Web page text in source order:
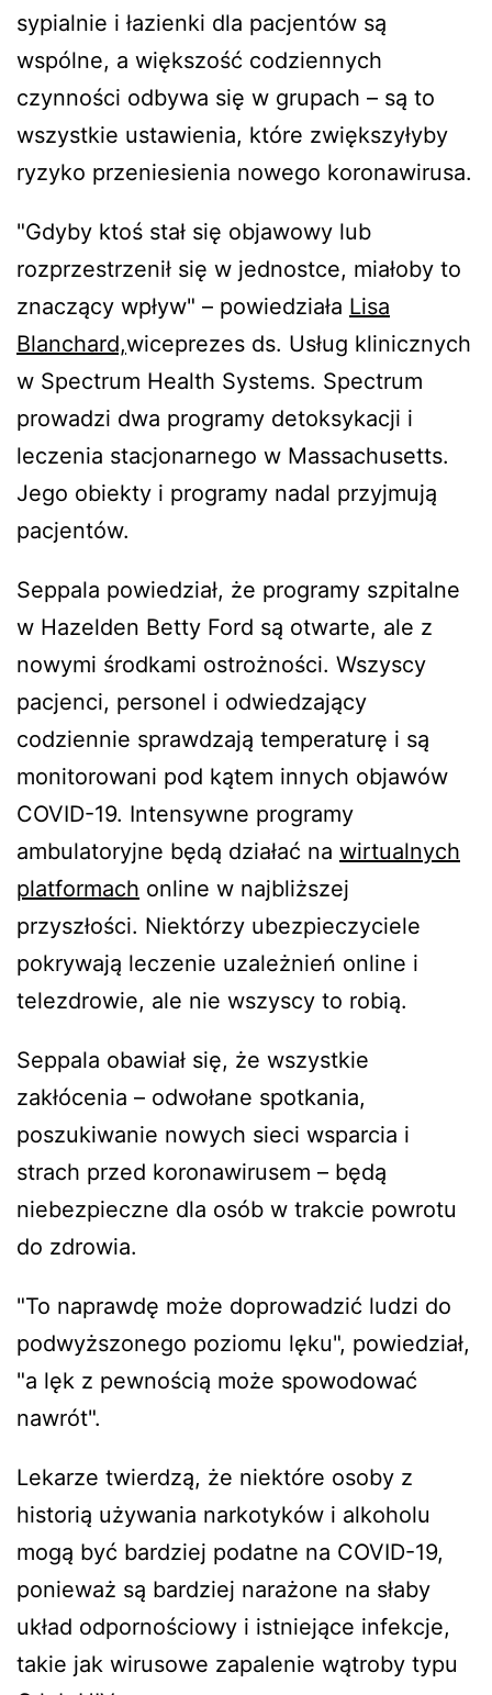
sypialnie i łazienki dla pacjentów są
wspólne, a większość codziennych
czynności odbywa się w grupach – są to
wszystkie ustawienia, które zwiększyłyby
ryzyko przeniesienia nowego koronawirusa.
"Gdyby ktoś stał się objawowy lub
rozprzestrzenił się w jednostce, miałoby to
znaczący wpływ" – powiedziała Lisa
Blanchard,wiceprezes ds. Usług klinicznych
w Spectrum Health Systems. Spectrum
prowadzi dwa programy detoksykacji i
leczenia stacjonarnego w Massachusetts.
Jego obiekty i programy nadal przyjmują
pacjentów.
Seppala powiedział, że programy szpitalne
w Hazelden Betty Ford są otwarte, ale z
nowymi środkami ostrożności. Wszyscy
pacjenci, personel i odwiedzający
codziennie sprawdzają temperaturę i są
monitorowani pod kątem innych objawów
COVID-19. Intensywne programy
ambulatoryjne będą działać na wirtualnych
platformach online w najbliższej
przyszłości. Niektórzy ubezpieczyciele
pokrywają leczenie uzależnień online i
telezdrowie, ale nie wszyscy to robią.
Seppala obawiał się, że wszystkie
zakłócenia – odwołane spotkania,
poszukiwanie nowych sieci wsparcia i
strach przed koronawirusem – będą
niebezpieczne dla osób w trakcie powrotu
do zdrowia.
"To naprawdę może doprowadzić ludzi do
podwyższonego poziomu lęku", powiedział,
"a lęk z pewnością może spowodować
nawrót".
Lekarze twierdzą, że niektóre osoby z
historią używania narkotyków i alkoholu
mogą być bardziej podatne na COVID-19,
ponieważ są bardziej narażone na słaby
układ odpornościowy i istniejące infekcje,
takie jak wirusowe zapalenie wątroby typu